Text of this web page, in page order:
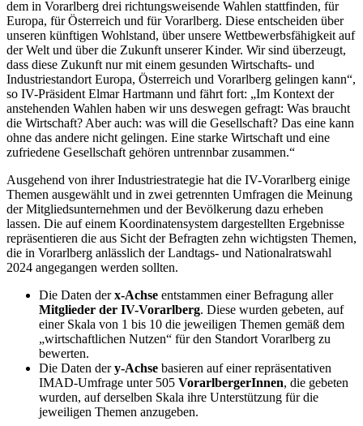
dem in Vorarlberg drei richtungsweisende Wahlen stattfinden, für
Europa, für Österreich und für Vorarlberg. Diese entscheiden über
unseren künftigen Wohlstand, über unsere Wettbewerbsfähigkeit auf
der Welt und über die Zukunft unserer Kinder. Wir sind überzeugt,
dass diese Zukunft nur mit einem gesunden Wirtschafts- und
Industriestandort Europa, Österreich und Vorarlberg gelingen kann“,
so IV-Präsident Elmar Hartmann und fährt fort: „Im Kontext der
anstehenden Wahlen haben wir uns deswegen gefragt: Was braucht
die Wirtschaft? Aber auch: was will die Gesellschaft? Das eine kann
ohne das andere nicht gelingen. Eine starke Wirtschaft und eine
zufriedene Gesellschaft gehören untrennbar zusammen.“
Ausgehend von ihrer Industriestrategie hat die IV-Vorarlberg einige
Themen ausgewählt und in zwei getrennten Umfragen die Meinung
der Mitgliedsunternehmen und der Bevölkerung dazu erheben
lassen. Die auf einem Koordinatensystem dargestellten Ergebnisse
repräsentieren die aus Sicht der Befragten zehn wichtigsten Themen,
die in Vorarlberg anlässlich der Landtags- und Nationalratswahl
2024 angegangen werden sollten.
Die Daten derx-Achse entstammen einer Befragung aller
Mitglieder der IV-Vorarlberg. Diese wurden gebeten, auf
einer Skala von 1 bis 10 die jeweiligen Themen gemäß dem
„wirtschaftlichen Nutzen“ für den Standort Vorarlberg zu
bewerten.
Die Daten dery-Achse basieren auf einer repräsentativen
IMAD-Umfrage unter 505 VorarlbergerInnen, die gebeten
wurden, auf derselben Skala ihre Unterstützung für die
jeweiligen Themen anzugeben.